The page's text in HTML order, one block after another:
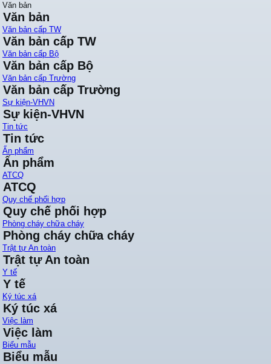
Văn bản
Văn bản
Văn bản cấp TW
Văn bản cấp TW
Văn bản cấp Bộ
Văn bản cấp Bộ
Văn bản cấp Trường
Văn bản cấp Trường
Sự kiện-VHVN
Sự kiện-VHVN
Tin tức
Tin tức
Ấn phẩm
Ấn phẩm
ATCQ
ATCQ
Quy chế phối hợp
Quy chế phối hợp
Phòng cháy chữa cháy
Phòng cháy chữa cháy
Trật tự An toàn
Trật tự An toàn
Y tế
Y tế
Ký túc xá
Ký túc xá
Việc làm
Việc làm
Biểu mẫu
Biểu mẫu